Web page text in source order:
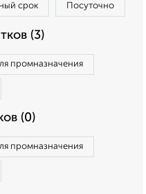
срок Посуточно
(3)
промназначения
(0)
промназначения